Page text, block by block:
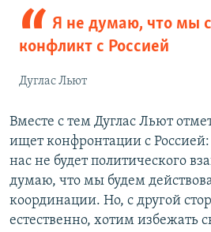
Я не думаю, что мы
конфликт с Россией
Дуглас Льют
Вместе с тем Дуглас Льют
ищет конфронтации с
нас не будет политического
думаю, что мы будем
координации. Но, с другой
естественно, хотим избежать